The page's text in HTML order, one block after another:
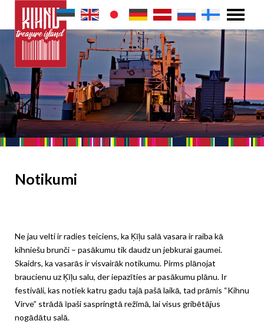
Notikumi
Ne jau velti ir radies teiciens, ka Ķīļu salā vasara ir raiba kā
kihniešu brunči – pasākumu tik daudz un jebkurai gaumei.
Skaidrs, ka vasarās ir visvairāk notikumu. Pirms plānojat
braucienu uz Ķīļu salu, der iepazīties ar pasākumu plānu. Ir
festivāli, kas notiek katru gadu tajā pašā laikā, tad prāmis “Kihnu
Virve” strādā īpaši saspringtā režīmā, lai visus gribētājus
nogādātu salā.